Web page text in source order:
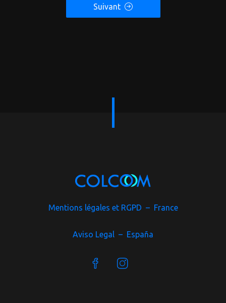
Suivant
Mentions légales et RGPD – France
Aviso Legal – España